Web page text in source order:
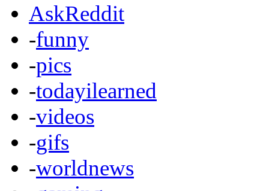
AskReddit
-funny
-pics
-todayilearned
-videos
-gifs
-worldnews